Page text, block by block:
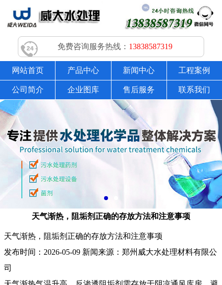
免费咨询服务热线： 13838587319
网站首页 产品中心 新闻中心 工程案例
公司简介 企业图库 售后服务 联系我们
天气渐热，阻垢剂正确的存放方法和注意事项
天气渐热，阻垢剂正确的存放方法和注意事项
发布时间： 2026-05-09 新闻来源： 郑州威大水处理材料有限公
司